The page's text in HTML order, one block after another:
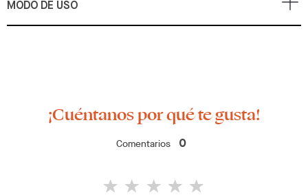
MODO DE USO
¡Cuéntanos por qué te gusta!
Comentarios 0